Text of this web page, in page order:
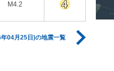
M4.2
04月25日)の地震一覧